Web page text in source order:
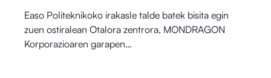
Easo Politeknikoko irakasle talde batek bisita egin
zuen ostiralean Otalora⁠ zentrora, MONDRAGON
Korporazioaren garapen…